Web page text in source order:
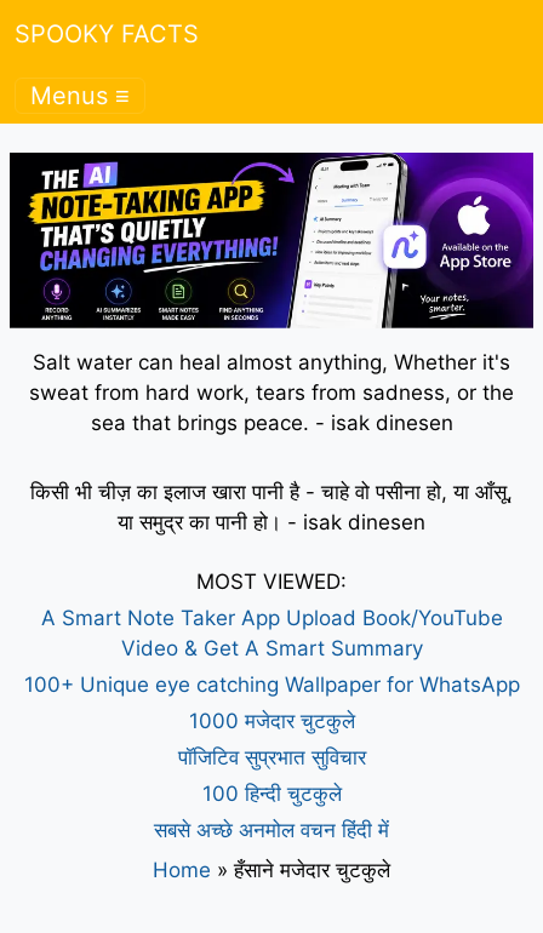
SPOOKY FACTS
Menus ≡
Salt water can heal almost anything, Whether it's
sweat from hard work, tears from sadness, or the
sea that brings peace. - isak dinesen
किसी भी चीज़ का इलाज खारा पानी है - चाहे वो पसीना हो, या आँसू,
या समुद्र का पानी हो। - isak dinesen
MOST VIEWED:
A Smart Note Taker App Upload Book/YouTube
Video & Get A Smart Summary
100+ Unique eye catching Wallpaper for WhatsApp
1000 मजेदार चुटकुले
पॉजिटिव सुप्रभात सुविचार
100 हिन्दी चुटकुले
सबसे अच्छे अनमोल वचन हिंदी में
Home »हँसाने मजेदार चुटकुले